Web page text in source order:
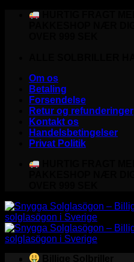
Fortsæt
Om os
Betaling
Forsendelse
Retur og refunderinger
Kontakt os
Handelsbetingelser
Privat Politik